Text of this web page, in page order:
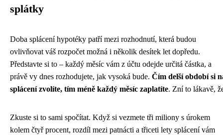
splátky
Doba splácení hypotéky patří mezi rozhodnutí, která budou
ovlivňovat váš rozpočet možná i několik desítek let dopředu.
Představte si to – každý měsíc vám z účtu odejde určitá částka, a
právě vy dnes rozhodujete, jak vysoká bude. Čím delší období si
splácení zvolíte, tím méně každý měsíc zaplatíte. Zní to lákavě,
Zkuste si to sami spočítat. Když si vezmete tři miliony s úrokem
kolem čtyř procent, rozdíl mezi patnácti a třiceti lety splácení vám